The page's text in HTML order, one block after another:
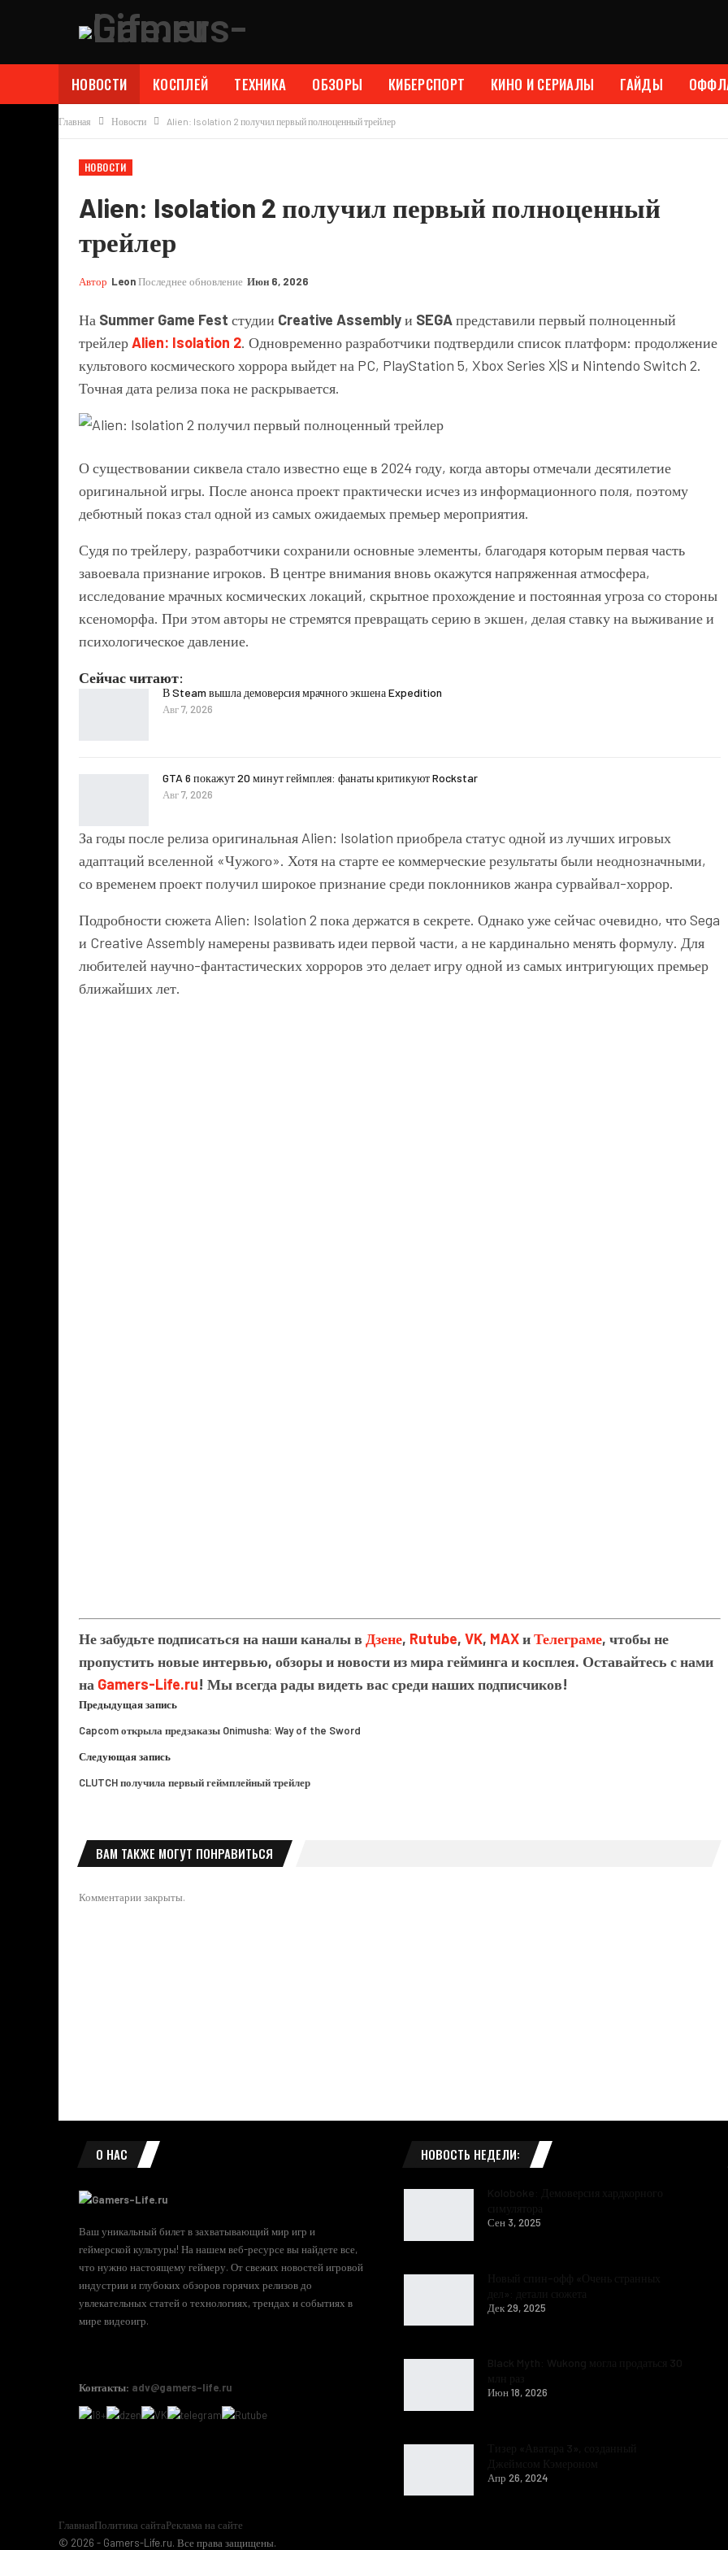
НОВОСТИ КОСПЛЕЙ ТЕХНИКА ОБЗОРЫ КИБЕРСПОРТ КИНО И СЕРИАЛЫ ГАЙДЫ
Главная Новости Alien: Isolation 2 получил первый полноценный трейлер
НОВОСТИ
Alien: Isolation 2 получил первый полноценный
трейлер
Автор LeonПоследнее обновление Июн 6, 2026
На Summer Game Fest студии Creative Assemblyи SEGAпредставили первый полноценный
трейлерAlien: Isolation 2. Одновременно разработчики подтвердили список платформ: продолжение
культового космического хоррора выйдет на PC, PlayStation 5, Xbox Series X|S и Nintendo Switch 2.
Точная дата релиза пока не раскрывается.
О существовании сиквела стало известно еще в 2024 году, когда авторы отмечали десятилетие
оригинальной игры. После анонса проект практически исчез из информационного поля, поэтому
дебютный показ стал одной из самых ожидаемых премьер мероприятия.
Судя по трейлеру, разработчики сохранили основные элементы, благодаря которым первая часть
завоевала признание игроков. В центре внимания вновь окажутся напряженная атмосфера,
исследование мрачных космических локаций, скрытное прохождение и постоянная угроза со стороны
ксеноморфа. При этом авторы не стремятся превращать серию в экшен, делая ставку на выживание и
психологическое давление.
Сейчас читают:
В Steam вышла демоверсия мрачного экшена Expedition
Авг 7, 2026
GTA 6 покажут 20 минут геймплея: фанаты критикуют Rockstar
Авг 7, 2026
За годы после релиза оригинальная Alien: Isolation приобрела статус одной из лучших игровых
адаптаций вселенной «Чужого». Хотя на старте ее коммерческие результаты были неоднозначными,
со временем проект получил широкое признание среди поклонников жанра сурвайвал-хоррор.
Подробности сюжета Alien: Isolation 2 пока держатся в секрете. Однако уже сейчас очевидно, что Sega
и Creative Assembly намерены развивать идеи первой части, а не кардинально менять формулу. Для
любителей научно-фантастических хорроров это делает игру одной из самых интригующих премьер
ближайших лет.
Не забудьте подписаться на наши каналы в Дзене, Rutube, VK, MAXиТелеграме, чтобы не
пропустить новые интервью, обзоры и новости из мира гейминга и косплея. Оставайтесь с нами
на Gamers-Life.ru! Мы всегда рады видеть вас среди наших подписчиков!
Предыдущая запись
Capcom открыла предзаказы Onimusha: Way of the Sword
Следующая запись
CLUTCH получила первый геймплейный трейлер
ВАМ ТАКЖЕ МОГУТ ПОНРАВИТЬСЯ
Комментарии закрыты.
О НАС
Ваш уникальный билет в захватывающий мир игр и
геймерской культуры! На нашем веб-ресурсе вы найдете все,
что нужно настоящему геймеру. От свежих новостей игровой
индустрии и глубоких обзоров горячих релизов до
увлекательных статей о технологиях, трендах и событиях в
мире видеоигр.
Контакты: adv@gamers-life.ru
НОВОСТЬ НЕДЕЛИ:
Сен 3, 2025
Дек 29, 2025
Июн 18, 2026
Апр 26, 2024
ГлавнаяПолитика сайтаРеклама на сайте
© 2026 - Gamers-Life.ru. Все права защищены.